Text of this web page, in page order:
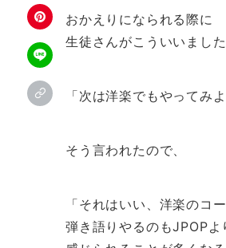
おかえりになられる際に
生徒さんがこういいました
「次は洋楽でもやってみ
そう言われたので、
「それはいい、洋楽のコ
弾き語りやるのもJPOPよ